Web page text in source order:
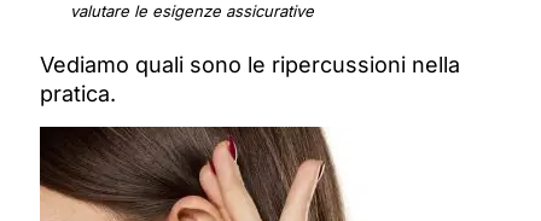
valutare le esigenze assicurative
Vediamo quali sono le ripercussioni nella
pratica.